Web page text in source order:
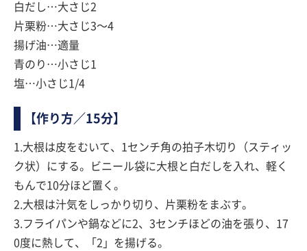
白だし…大さじ2
片栗粉…大さじ3〜4
揚げ油…適量
青のり…小さじ1
塩…小さじ1/4
【作り方／15分】
1.大根は皮をむいて、1センチ角の拍子木切り（スティッ
ク状）にする。ビニール袋に大根と白だしを入れ、軽く
もんで10分ほど置く。
2.大根は汁気をしっかり切り、片栗粉をまぶす。
3.フライパンや鍋などに2、3センチほどの油を張り、17
0度に熱して、「2」を揚げる。